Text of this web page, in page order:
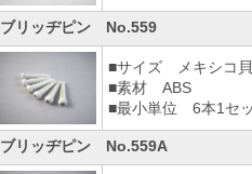
ブリッヂピン No.559
■サイズ メキシコ
■素材 ABS
■最小単位 6本1セ
ブリッヂピン No.559A